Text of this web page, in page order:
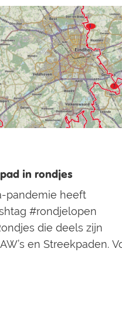
in rondjes
pandemie heeft
#rondjelopen
die deels zijn
en Streekpaden.
rondjes te